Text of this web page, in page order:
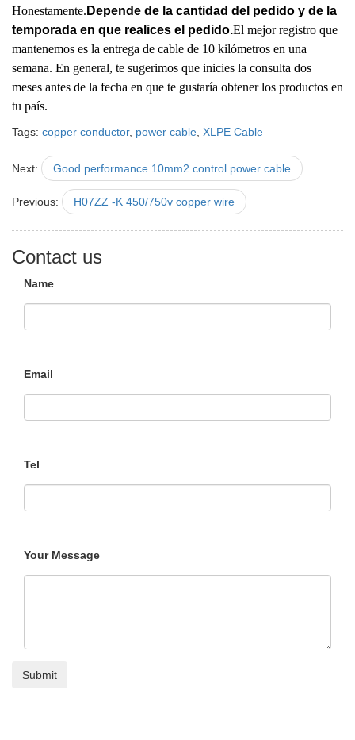
Honestamente. Depende de la cantidad del pedido y de la
temporada en que realices el pedido.El mejor registro que
mantenemos es la entrega de cable de 10 kilómetros en una
semana. En general, te sugerimos que inicies la consulta dos
meses antes de la fecha en que te gustaría obtener los productos en
tu país.
Tags: copper conductor, power cable XLPE Cable
Next: Good performance 10mm2 control power cable
Previous: H07ZZ -K 450/750v copper wire
Contact us
Name
Email
Tel
Your Message